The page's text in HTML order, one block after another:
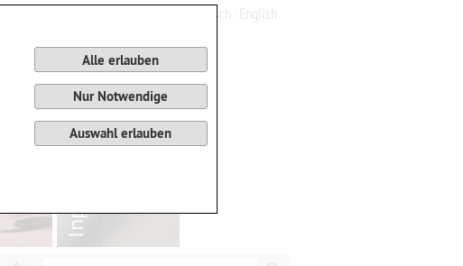
Alle erlauben
Nur Notwendige
Auswahl erlauben